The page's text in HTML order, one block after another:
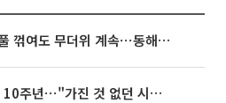
[내일 날씨] 폭염 한풀 꺾여도 무더위 계속⋯동해안 이틀 연속 비
임영웅, 어느덧 데뷔 10주년⋯"가진 것 없던 시절, 내 앞엔 20명의 팬뿐"